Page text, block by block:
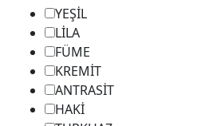
YEŞİL
LİLA
FÜME
KREMİT
ANTRASİT
HAKİ